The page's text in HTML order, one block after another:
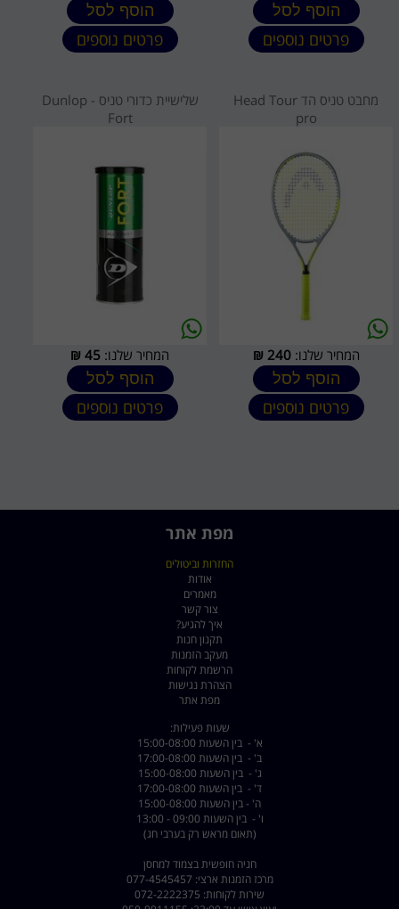
הוסף לסל
פרטים נוספים
הוסף לסל
פרטים נוספים
מחבט טניס הד Head Tour
pro
המחיר שלנו:240
₪
הוסף לסל
פרטים נוספים
שלישיית כדורי טניס - Dunlop
Fort
המחיר שלנו: 45
₪
הוסף לסל
פרטים נוספים
מפת אתר
החזרות וביטולים
אודות
מאמרים
צור קשר
איך להגיע?
תקנון חנות
מעקב הזמנות
הרשמת לקוחות
הצהרת נגישות
מפת אתר
שעות פעילות:
א' - בין השעות 15:00-08:00
ב' - בין השעות 17:00-08:00
ג' - בין השעות 15:00-08:00
ד' - בין השעות 17:00-08:00
ה' - בין השעות 15:00-08:00
ו' - בין השעות 09:00 - 13:00
(תאום מראש רק בערבי חג)
חניה חופשית בצמוד למחסן
מרכז הזמנות ארצי: 077-4545457
שירות לקוחות: 072-2222375